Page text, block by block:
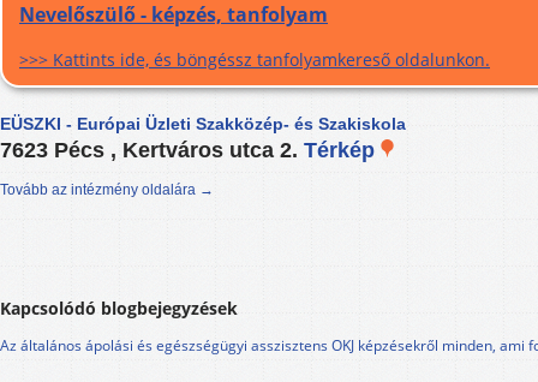
Nevelőszülő - képzés, tanfolyam
>>> Kattints ide, és böngéssz tanfolyamkereső oldalunkon.
EÜSZKI - Európai Üzleti Szakközép- és Szakiskola
7623 Pécs , Kertváros utca 2. Térkép
Tovább az intézmény oldalára →
Kapcsolódó blogbejegyzések
Az általános ápolási és egészségügyi asszisztens OKJ képzésekről minden, ami